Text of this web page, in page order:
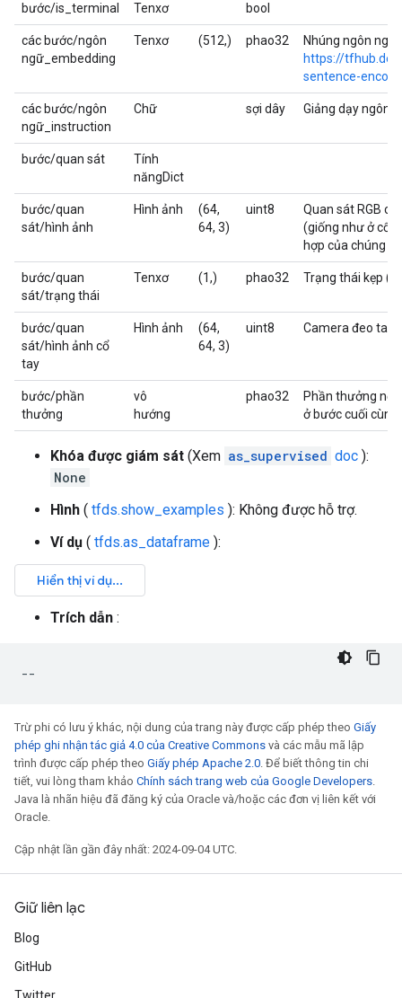
bước/is_terminal Tenxơ bool
các bước/ngôn
ngữ_embedding
Tenxơ (512,) phao32
Nhúng ngôn ngữ
https://
sentence-
các bước/ngôn
ngữ_instruction
Chữ sợi dây Giảng dạy ngôn
bước/quan sát
Tính
năngDict
bước/quan
sát/hình ảnh
Hình ảnh
(64,
64, 3)
uint8
Quan sát RGB
(giống như ở cổ
hợp của chúng
bước/quan
sát/trạng thái
Tenxơ (1,) phao32 Trạng thái kẹp
bước/quan
sát/hình ảnh cổ
tay
Hình ảnh
(64,
64, 3)
uint8 Camera đeo tay
bước/phần
thưởng
vô
hướng
phao32
Phần thưởng
ở bước cuối
Khóa được giám sát (Xem as_supervised doc ):
None
Hình ( tfds.show_examples ): Không được hỗ trợ.
Ví dụ ( tfds.as_dataframe ):
Trích dẫn :
--
Trừ phi có lưu ý khác, nội dung của trang này được cấp phép theo Giấy
phép ghi nhận tác giả 4.0 của Creative Commons và các mẫu mã lập
trình được cấp phép theo Giấy phép Apache 2.0. Để biết thông tin chi
tiết, vui lòng tham khảo Chính sách trang web của Google Developers.
Java là nhãn hiệu đã đăng ký của Oracle và/hoặc các đơn vị liên kết với
Oracle.
Cập nhật lần gần đây nhất: 2024-09-04 UTC.
Giữ liên lạc
Blog
GitHub